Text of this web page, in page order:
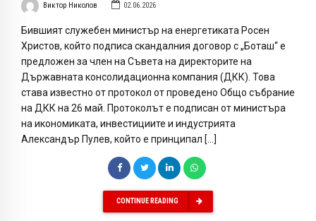
Виктор Николов 02.06.2026
Бившият служебен министър на енергетиката Росен
Христов, който подписа скандалния договор с „Боташ“ е
предложен за член на Съвета на директорите на
Държавната консолидационна компания (ДКК). Това
става известно от протокол от проведено Общо събрание
на ДКК на 26 май. Протоколът е подписан от министъра
на икономиката, инвестициите и индустрията
Александър Пулев, който е принципал […]
CONTINUE READING